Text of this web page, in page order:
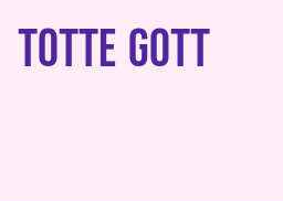
TOTTE GOTT